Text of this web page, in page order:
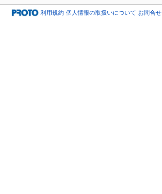
利用規約 個人情報の取扱いについて お問合せ